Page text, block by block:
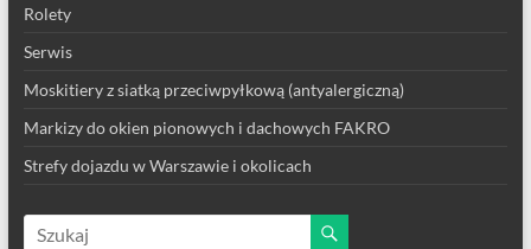
Rolety
Serwis
Moskitiery z siatką przeciwpyłkową (antyalergiczną)
Markizy do okien pionowych i dachowych FAKRO
Strefy dojazdu w Warszawie i okolicach